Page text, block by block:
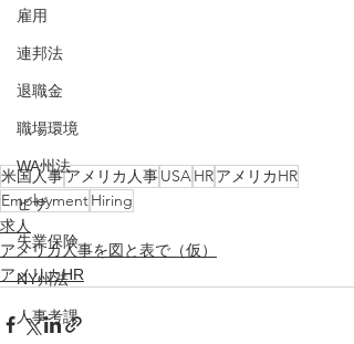
雇用
連邦法
退職金
職場環境
WA州法
ビザ
失業保険
NY州法
人事考課
米国人事アメリカ人事USAHRアメリカHR
EmploymentHiring
求人
アメリカ人事を図と表で（仮）
アメリカHR